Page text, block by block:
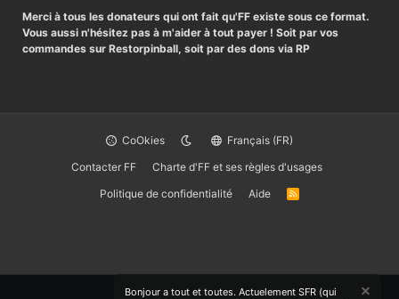
Merci à tous les donateurs qui ont fait qu'FF existe sous ce format.
Vous aussi n'hésitez pas à m'aider à tout payer ! Soit par vos
commandes sur Restorpinball, soit par des dons via RP
CoOkies
Français (FR)
Contacter FF
Charte d'FF et ses règles d'usages
Politique de confidentialité
Aide
R
Bonjour a tout et toutes. Actuelement SFR (qui